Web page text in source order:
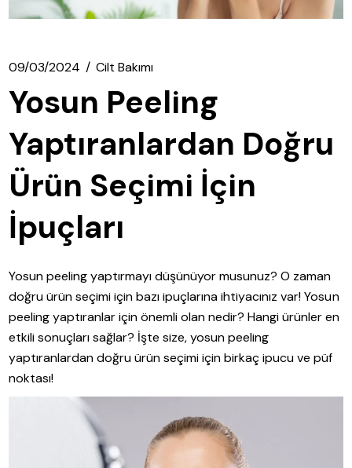
09/03/2024 Cilt Bakımı
Yosun Peeling
Yaptıranlardan Doğru
Ürün Seçimi İçin
İpuçları
Yosun peeling yaptırmayı düşünüyor musunuz? O zaman
doğru ürün seçimi için bazı ipuçlarına ihtiyacınız var! Yosun
peeling yaptıranlar için önemli olan nedir? Hangi ürünler en
etkili sonuçları sağlar? İşte size, yosun peeling
yaptıranlardan doğru ürün seçimi için birkaç ipucu ve püf
noktası!